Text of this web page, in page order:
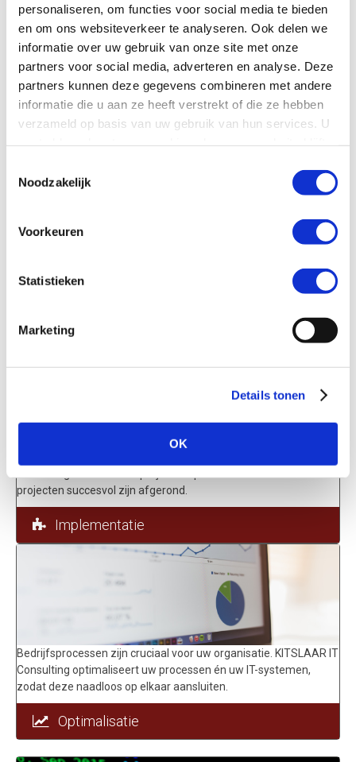
personaliseren, om functies voor social media te bieden
en om ons websiteverkeer te analyseren. Ook delen we
informatie over uw gebruik van onze site met onze
partners voor social media, adverteren en analyse. Deze
partners kunnen deze gegevens combineren met andere
informatie die u aan ze heeft verstrekt of die ze hebben
verzameld op basis van uw gebruik van hun services. U
Noodzakelijk
Voorkeuren
Statistieken
Marketing
Details tonen
OK
referenties.
Enkele van onze opdrachtgevers:
ICT oplossingen en leveranciers. Onafhankelijk, compleet en op
Selectie
projecten succesvol zijn afgerond.
Implementatie
Bedrijfsprocessen zijn cruciaal voor uw organisatie. KITSLAAR IT
Consulting optimaliseert uw processen én uw IT-systemen,
zodat deze naadloos op elkaar aansluiten.
Optimalisatie